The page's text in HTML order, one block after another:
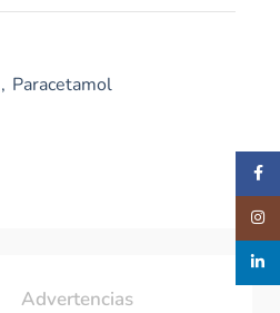
, Paracetamol
Advertencias